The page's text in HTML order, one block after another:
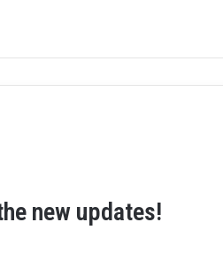
new updates!